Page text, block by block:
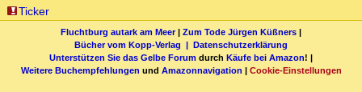
Ticker
Fluchtburg autark am Meer| Zum Tode Jürgen Küßners |
Bücher vom Kopp-Verlag | Datenschutzerklärung
Unterstützen Sie das Gelbe Forum durch Käufe bei Amazon! |
Weitere Buchempfehlungen und Amazonnavigation | Cookie-Einstellungen